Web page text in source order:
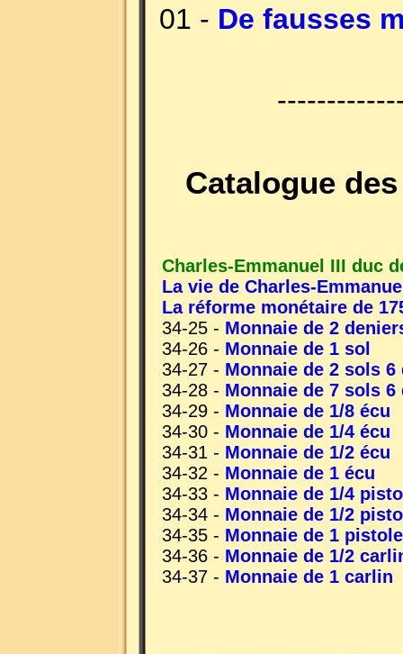
01 - De fausses
Catalogue
Charles-Emmanuel III duc
La vie de Charles-
La réforme monétaire de
34-25 - Monnaie de 2
34-26 - Monnaie de 1 sol
34-27 - Monnaie de 2 sols 6
34-28 - Monnaie de 7 sols 6
34-29 - Monnaie de 1/8 écu
34-30 - Monnaie de 1/4 écu
34-31 - Monnaie de 1/2 écu
34-32 - Monnaie de 1 écu
34-33 - Monnaie de 1/4
34-34 - Monnaie de 1/2
34-35 - Monnaie de 1 pistole
34-36 - Monnaie de 1/2
34-37 - Monnaie de 1 carlin